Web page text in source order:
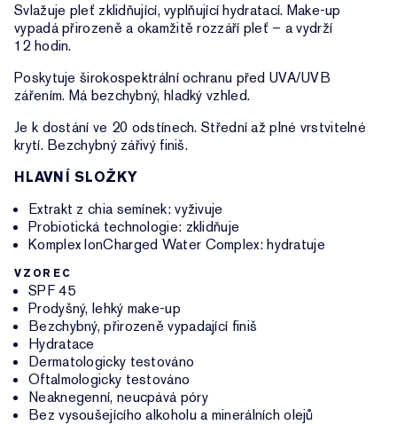
Svlažuje pleť zklidňující, vyplňující hydratací. Make-up
vypadá přirozeně a okamžitě rozzáří pleť – a vydrží
12 hodin.
Poskytuje širokospektrální ochranu před UVA/UVB
zářením. Má bezchybný, hladký vzhled.
Je k dostání ve 20 odstínech. Střední až plné vrstvitelné
krytí. Bezchybný zářivý finiš.
HLAVNÍ SLOŽKY
Extrakt z chia semínek: vyživuje
Probiotická technologie: zklidňuje
Komplex IonCharged Water Complex: hydratuje
VZOREC
SPF 45
Prodyšný, lehký make-up
Bezchybný, přirozeně vypadající finiš
Hydratace
Dermatologicky testováno
Oftalmologicky testováno
Neaknegenní, neucpává póry
Bez vysoušejícího alkoholu a minerálních olejů